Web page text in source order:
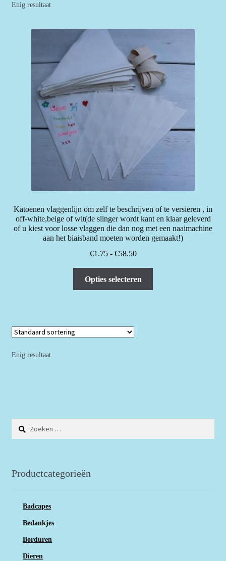
Enig resultaat
Katoenen vlaggenlijn om zelf te beschrijven of te versieren , in
off-white,beige of wit(de slinger wordt kant en klaar geleverd
of u kiest voor losse vlaggen die dan nog met een naaimachine
aan het biaisband moeten worden gemaakt!)
€1.75 - €58.50Prijsklasse:
tot
€58.50
Opties selecteren
Enig resultaat
Zoeken
naar:
Productcategorieën
Badcapes
Bedankjes
Borduren
Dieren